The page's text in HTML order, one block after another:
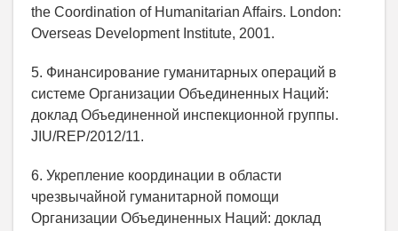
the Coordination of Humanitarian Affairs. London:
Overseas Development Institute, 2001.
5. Финансирование гуманитарных операций в
системе Организации Объединенных Наций:
доклад Объединенной инспекционной группы.
JIU/REP/2012/11.
6. Укрепление координации в области
чрезвычайной гуманитарной помощи
Организации Объединенных Наций: доклад